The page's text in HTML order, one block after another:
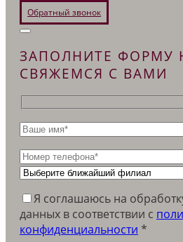
Обратный звонок
ЗАПОЛНИТЕ ФОРМУ
СВЯЖЕМСЯ С ВАМИ
Я соглашаюсь на
данных в соответствии c
конфиденциальности *